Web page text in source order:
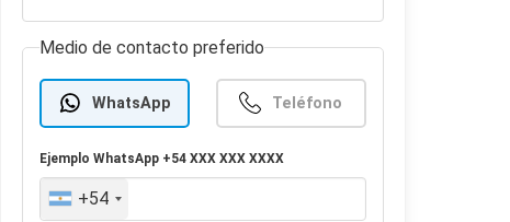
Medio de contacto preferido
WhatsApp Teléfono
EjemploWhatsApp +54 XXX XXX XXXX
+54